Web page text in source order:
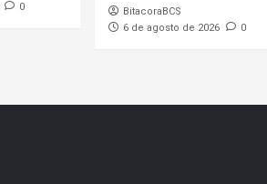
0
BitacoraBCS
6 de agosto de 2026
0